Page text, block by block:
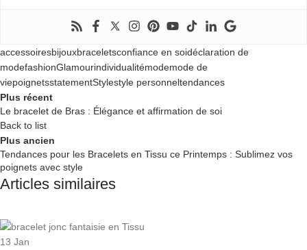
accessoiresbijouxbraceletsconfiance en soidéclaration de
modefashionGlamourindividualitémodemode de
viepoignetsstatementStylestyle personneltendances
Plus récent
Le bracelet de Bras : Élégance et affirmation de soi
Back to list
Plus ancien
Tendances pour les Bracelets en Tissu ce Printemps : Sublimez vos
poignets avec style
Articles similaires
13 Jan